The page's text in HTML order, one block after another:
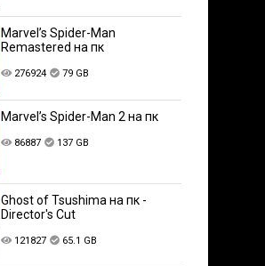
Marvel’s Spider-Man
Remastered на пк
276924 79 GB
Marvel’s Spider-Man 2 на пк
86887 137 GB
Ghost of Tsushima на пк -
Director's Cut
121827 65.1 GB